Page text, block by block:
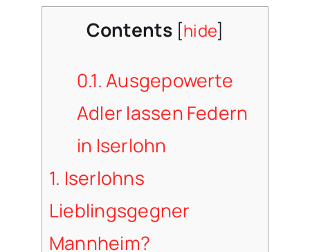
Contents [hide]
0.1.Ausgepowerte
Adler lassen Federn
in Iserlohn
1. Iserlohns
Lieblingsgegner
Mannheim?